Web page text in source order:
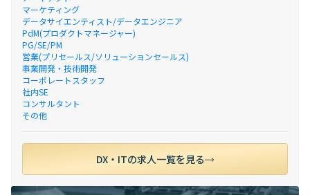
マーケティング
データサイエンティスト/データエンジニア
PdM(プロダクトマネージャー)
PG/SE/PM
営業(プリセールス/ソリューションセールス)
事業開発・技術開発
コーポレートスタッフ
社内SE
コンサルタント
その他
DX・ITの求人一覧を見る